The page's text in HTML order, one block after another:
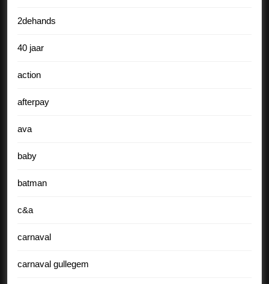
2dehands
40 jaar
action
afterpay
ava
baby
batman
c&a
carnaval
carnaval gullegem